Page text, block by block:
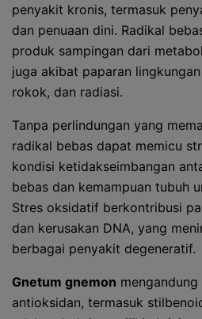
penyakit kronis, termasuk
dan penuaan dini. Radikal
produk sampingan dari
juga akibat paparan
rokok, dan radiasi.
Tanpa perlindungan yang
radikal bebas dapat memicu
kondisi ketidakseimbangan
bebas dan kemampuan tubuh
Stres oksidatif berkontribusi
dan kerusakan DNA, yang
berbagai penyakit degeneratif.
Gnetum gnemon
antioksidan, termasuk